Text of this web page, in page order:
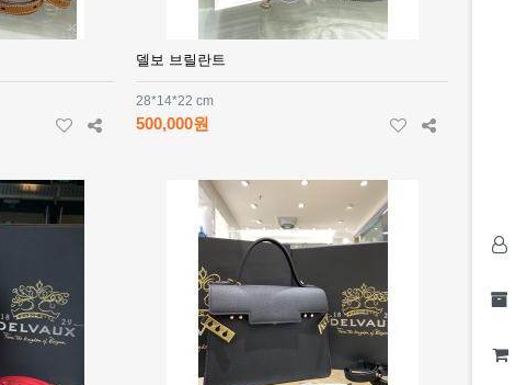
델보 브릴란트
28*14*22 cm
500,000원